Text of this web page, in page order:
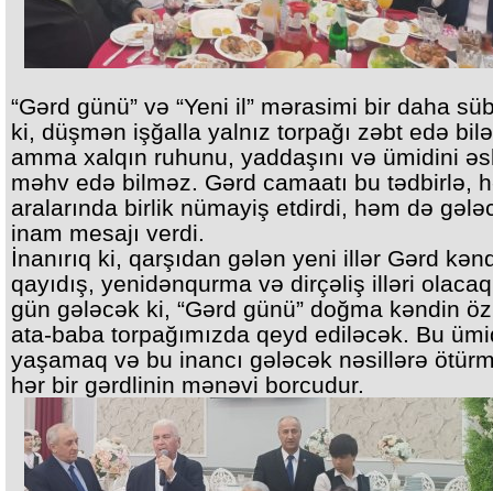
“Gərd günü” və “Yeni il” mərasimi bir daha
ki, düşmən işğalla yalnız torpağı zəbt edə
amma xalqın ruhunu, yaddaşını və ümidini
məhv edə bilməz. Gərd camaatı bu tədbirlə,
aralarında birlik nümayiş etdirdi, həm də
inam mesajı verdi.
İnanırıq ki, qarşıdan gələn yeni illər Gərd
qayıdış, yenidənqurma və dirçəliş illəri
gün gələcək ki, “Gərd günü” doğma kəndin
ata-baba torpağımızda qeyd ediləcək. Bu
yaşamaq və bu inancı gələcək nəsillərə
hər bir gərdlinin mənəvi borcudur.